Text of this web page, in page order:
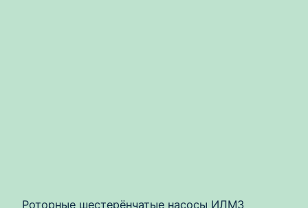
Роторные шестерёнчатые насосы ИЛМЗ